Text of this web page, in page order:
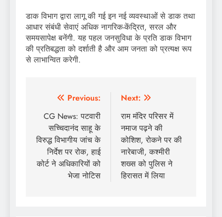
डाक विभाग द्वारा लागू की गई इन नई व्यवस्थाओं से डाक तथा
आधार संबंधी सेवाएं अधिक नागरिक-केंद्रित, सरल और
समयसापेक्ष बनेंगी. यह पहल जनसुविधा के प्रति डाक विभाग
की प्रतिबद्धता को दर्शाती है और आम जनता को प्रत्यक्ष रूप
से लाभान्वित करेगी.
Post
navigation
Previous:
CG News: पटवारी
सच्चिदानंद साहू के
विरुद्ध विभागीय जांच के
निर्देश पर रोक, हाई
कोर्ट ने अधिकारियों को
भेजा नोटिस
Next:
राम मंदिर परिसर में
नमाज पढ़ने की
कोशिश, रोकने पर की
नारेबाजी, कश्मीरी
शख्स को पुलिस ने
हिरासत में लिया